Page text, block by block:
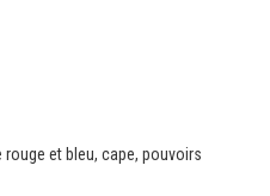
et bleu, cape, pouvoirs